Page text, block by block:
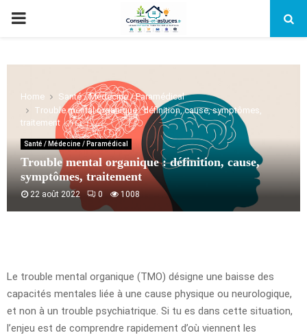
PRIMARY
Home
Santé / Médecine / Paramédical
Trouble mental organique : définition, cause, symptômes,
traitement
Santé / Médecine / Paramédical
Trouble mental organique : définition, cause,
symptômes, traitement
22 août 2022 0 1008
Le trouble mental organique (TMO) désigne une baisse des
capacités mentales liée à une cause physique ou neurologique,
et non à un trouble psychiatrique. Si tu es dans cette situation,
l’enjeu est de comprendre rapidement d’où viennent les